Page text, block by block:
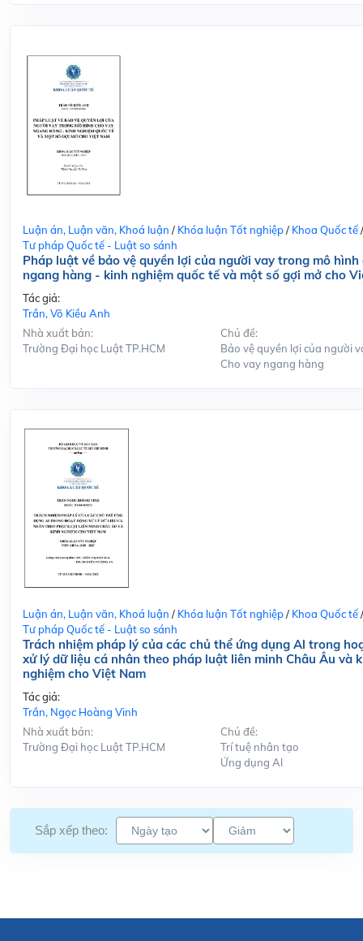
Luận án, Luận văn, Khoá luận / Khóa luận Tốt nghiệp/ Khoa Quốc tế/
Tư pháp Quốc tế - Luật so sánh
Pháp luật về bảo vệ quyền lợi của người vay trong mô hình
ngang hàng - kinh nghiệm quốc tế và một số gợi mở cho
Tác giả:
Trần, Võ Kiều Anh
Nhà xuất bản:
Trường Đại học Luật TP.HCM
Chủ đề:
Bảo vệ quyền lợi của người
Cho vay ngang hàng
Luận án, Luận văn, Khoá luận / Khóa luận Tốt nghiệp/ Khoa Quốc tế/
Tư pháp Quốc tế - Luật so sánh
Trách nhiệm pháp lý của các chủ thể ứng dụng Al trong
xử lý dữ liệu cá nhân theo pháp luật liên minh Châu Âu và
nghiệm cho Việt Nam
Tác giả:
Trần, Ngọc Hoàng Vinh
Nhà xuất bản:
Trường Đại học Luật TP.HCM
Chủ đề:
Trí tuệ nhân tạo
Ứng dụng Al
Sắp xếp theo: